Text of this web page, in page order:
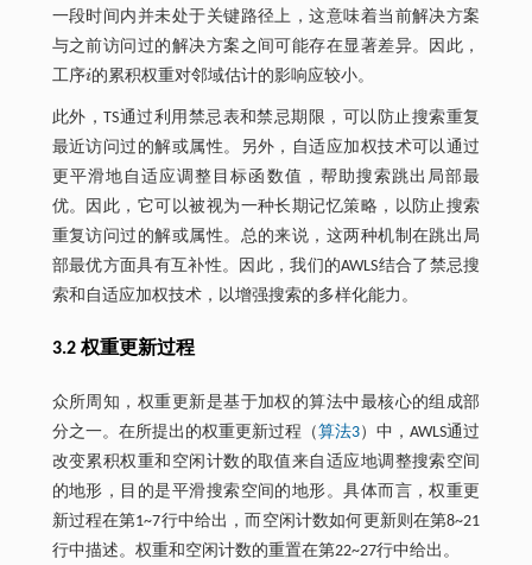
一段时间内并未处于关键路径上，这意味着当前解决方案
与之前访问过的解决方案之间可能存在显著差异。因此，
工序i
i 的累积权重对邻域估计的影响应较小。
此外，TS通过利用禁忌表和禁忌期限，可以防止搜索重复
最近访问过的解或属性。另外，自适应加权技术可以通过
更平滑地自适应调整目标函数值，帮助搜索跳出局部最
优。因此，它可以被视为一种长期记忆策略，以防止搜索
重复访问过的解或属性。总的来说，这两种机制在跳出局
部最优方面具有互补性。因此，我们的AWLS结合了禁忌搜
索和自适应加权技术，以增强搜索的多样化能力。
3.2 权重更新过程
众所周知，权重更新是基于加权的算法中最核心的组成部
分之一。在所提出的权重更新过程（算法3）中，AWLS通过
改变累积权重和空闲计数的取值来自适应地调整搜索空间
的地形，目的是平滑搜索空间的地形。具体而言，权重更
新过程在第1~7行中给出，而空闲计数如何更新则在第8~21
行中描述。权重和空闲计数的重置在第22~27行中给出。